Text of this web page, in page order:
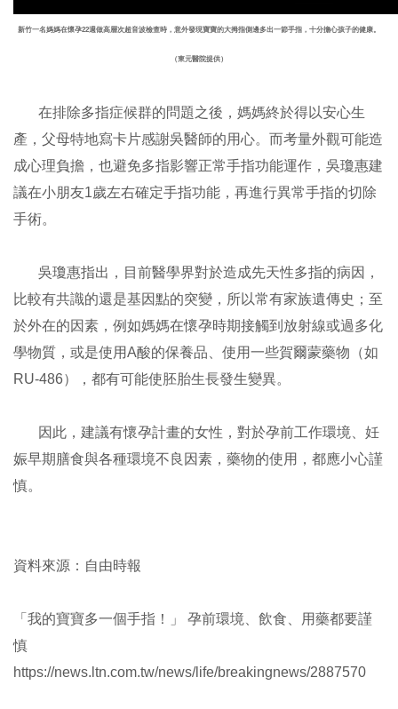
新竹一名媽媽在懷孕22週做高層次超音波檢查時，意外發現寶寶的大拇指側邊多出一節手指，十分擔心孩子的健康。
（東元醫院提供）
在排除多指症候群的問題之後，媽媽終於得以安心生
產，父母特地寫卡片感謝吳醫師的用心。而考量外觀可能造
成心理負擔，也避免多指影響正常手指功能運作，吳瓊惠建
議在小朋友1歲左右確定手指功能，再進行異常手指的切除
手術。
吳瓊惠指出，目前醫學界對於造成先天性多指的病因，
比較有共識的還是基因點的突變，所以常有家族遺傳史；至
於外在的因素，例如媽媽在懷孕時期接觸到放射線或過多化
學物質，或是使用A酸的保養品、使用一些賀爾蒙藥物（如
RU-486），都有可能使胚胎生長發生變異。
因此，建議有懷孕計畫的女性，對於孕前工作環境、妊
娠早期膳食與各種環境不良因素，藥物的使用，都應小心謹
慎。
資料來源：自由時報
「我的寶寶多一個手指！」 孕前環境、飲食、用藥都要謹
慎
https://news.ltn.com.tw/news/life/breakingnews/2887570